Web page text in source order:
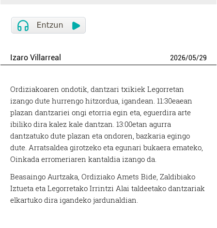
Izaro Villarreal 2026/05/29
Ordiziakoaren ondotik, dantzari txikiek Legorretan
izango dute hurrengo hitzordua, igandean. 11:30eaean
plazan dantzariei ongi etorria egin eta, eguerdira arte
ibiliko dira kalez kale dantzan. 13:00etan agurra
dantzatuko dute plazan eta ondoren, bazkaria egingo
dute. Arratsaldea girotzeko eta egunari bukaera emateko,
Oinkada erromeriaren kantaldia izango da.
Beasaingo Aurtzaka, Ordiziako Amets Bide, Zaldibiako
Iztueta eta Legorretako Irrintzi Alai taldeetako dantzariak
elkartuko dira igandeko jardunaldian.